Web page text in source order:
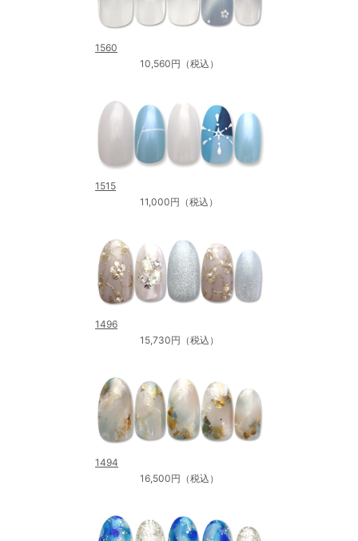
1560
10,560円（税込）
1515
11,000円（税込）
1496
15,730円（税込）
1494
16,500円（税込）